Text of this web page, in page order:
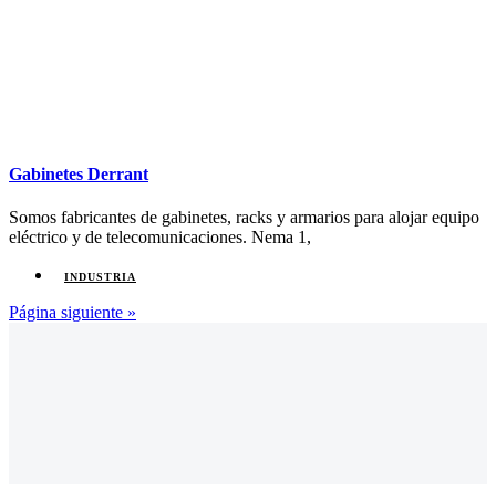
Gabinetes Derrant
Somos fabricantes de gabinetes, racks y armarios para alojar equipo
eléctrico y de telecomunicaciones. Nema 1,
INDUSTRIA
Página siguiente »